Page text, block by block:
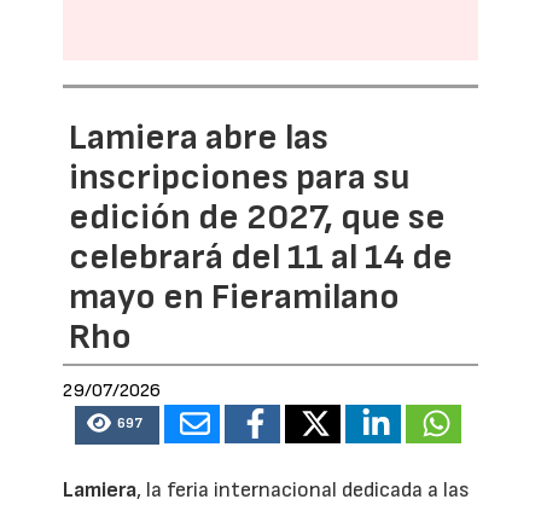
Lamiera abre las
inscripciones para su
edición de 2027, que se
celebrará del 11 al 14 de
mayo en Fieramilano
Rho
29/07/2026
697
Lamiera, la feria internacional dedicada a las